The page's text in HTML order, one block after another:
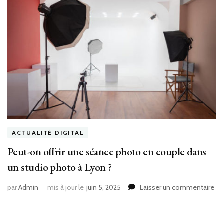
ACTUALITÉ DIGITAL
Peut-on offrir une séance photo en couple dans
un studio photo à Lyon ?
parAdmin mis à jour le juin 5, 2025 Laisser un commentairesur